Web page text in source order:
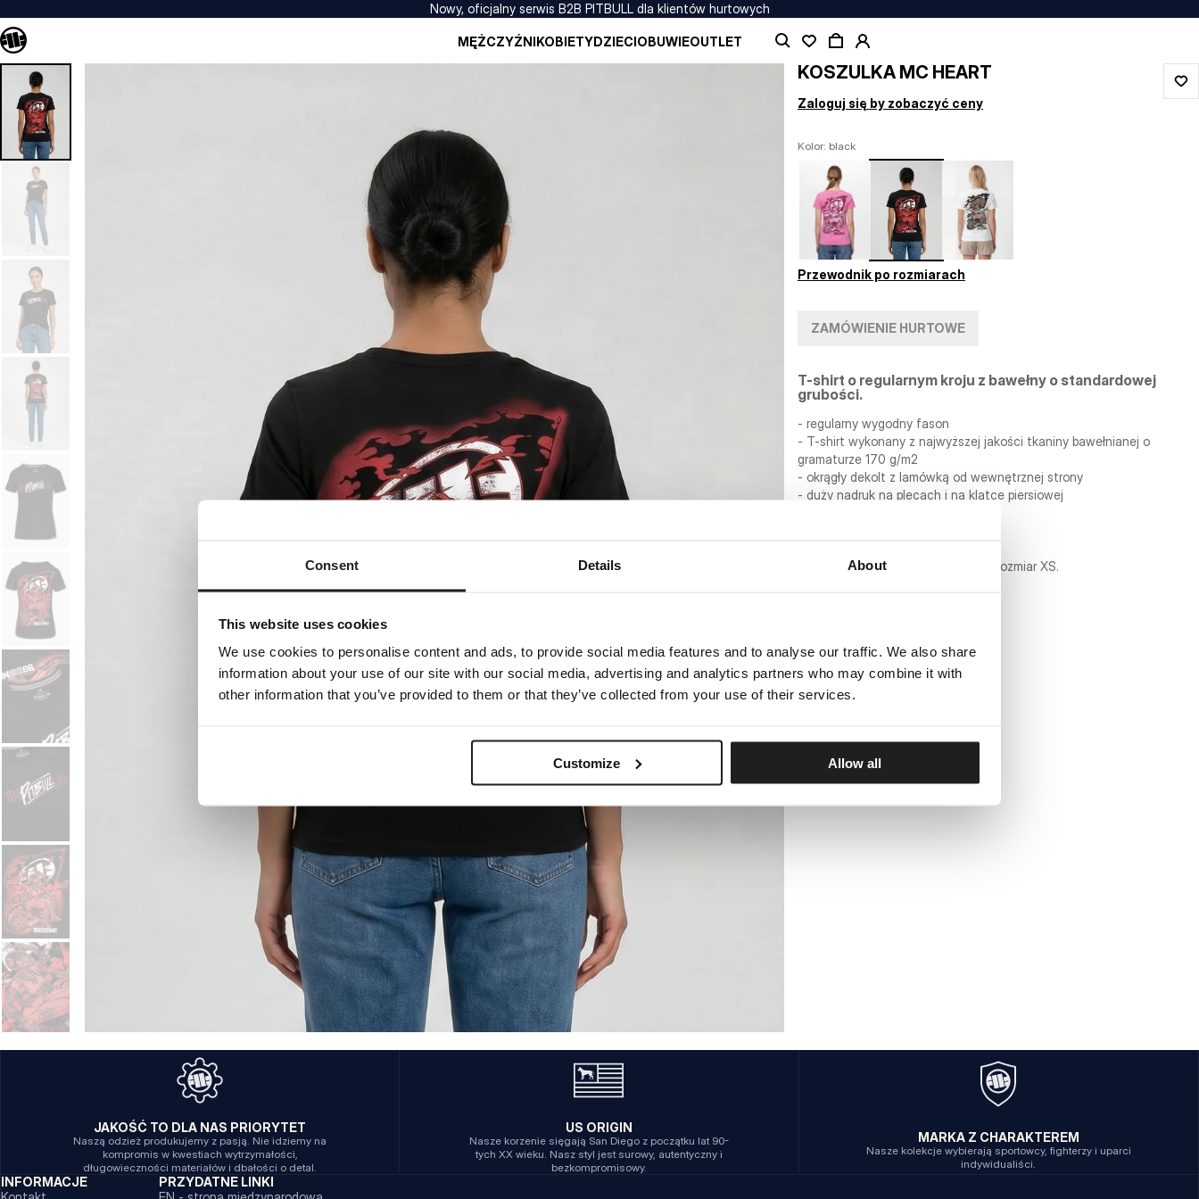
Consent Details About
This website uses cookies
We use cookies to personalise content and ads, to provide social media features and to analyse our traffic. We also share
information about your use of our site with our social media, advertising and analytics partners who may combine it with
other information that you’ve provided to them or that they’ve collected from your use of their services.
Customize Allow all
Nowy, oficjalny serwis B2B PITBULL dla klientów hurtowych
MĘŻCZYŹNIKOBIETYDZIECIOBUWIEOUTLET
KOSZULKA MC HEART
Zaloguj się by zobaczyć ceny
Kolor: black
Przewodnik po rozmiarach
ZAMÓWIENIE HURTOWE
T-shirt o regularnym kroju z bawełny o standardowej
grubości.
- regularny wygodny fason
- T-shirt wykonany z najwyższej jakości tkaniny bawełnianej o
gramaturze 170 g/m2
- okrągły dekolt z lamówką od wewnętrznej strony
- duży nadruk na plecach i na klatce piersiowej
Modelka ma 170 cm wzrostu i nosi rozmiar XS.
JAKOŚĆ TO DLA NAS PRIORYTET
Naszą odzież produkujemy z pasją. Nie idziemy na
kompromis w kwestiach wytrzymałości,
długowieczności materiałów i dbałości o detal.
US ORIGIN
Nasze korzenie sięgają San Diego z początku lat 90-
tych XX wieku. Nasz styl jest surowy, autentyczny i
bezkompromisowy.
MARKA Z CHARAKTEREM
Nasze kolekcje wybierają sportowcy, fighterzy i uparci
indywidualiści.
INFORMACJE
PRZYDATNE LINKI